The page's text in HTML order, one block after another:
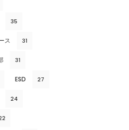
35
ス 31
31
ESD 27
24